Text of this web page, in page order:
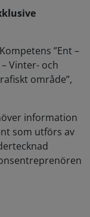
”Ent –
Vinter- och
område”,
information
som utförs av